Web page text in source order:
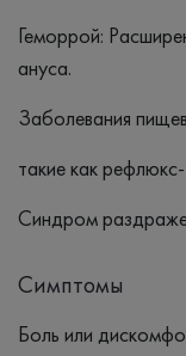
Геморрой:
ануса.
Заболевания
такие как
Синдром
Симптомы
Боль или